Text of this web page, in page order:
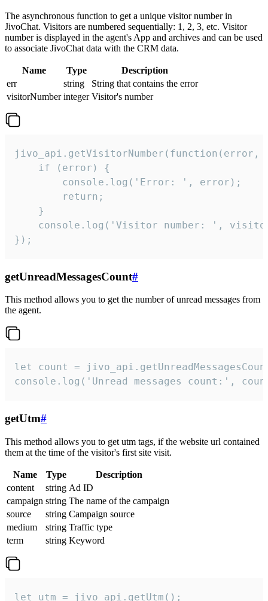
The asynchronous function to get a unique visitor number in
JivoChat. Visitors are numbered sequentially: 1, 2, 3, etc. Visitor
number is displayed in the agent's App and archives and can be used
to associate JivoChat data with the CRM data.
Name Type
Description
err
string
String that contains the error
visitorNumber integer Visitor's number
jivo_api.getVisitorNumber(function(error,
    if (error) {
        console.log('Error: ', error);
        return;
    }
console.log('Visitor number: ',
});
getUnreadMessagesCount#
This method allows you to get the number of unread messages from
the agent.
let count =
console.log('Unread messages count:',
getUtm#
This method allows you to get utm tags, if the website url contained
them at the time of the visitor's first site visit.
Name Type
Description
content
string Ad ID
campaign string The name of the campaign
source
string Campaign source
medium
string Traffic type
term
string Keyword
let utm = jivo_api.getUtm();